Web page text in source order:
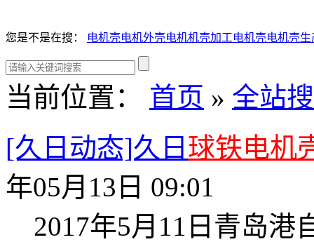
您是不是在搜： 电机壳电机外壳电机机壳加工电机壳电机壳
当前位置： 首页 » 全站
[久日动态]久日 球铁电机
年05月13日 09:01
2017年5月11日青岛港